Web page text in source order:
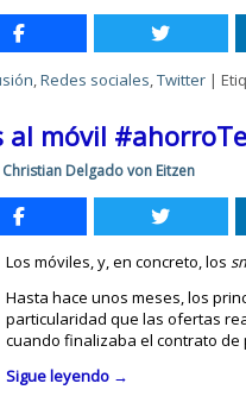
,Redes sociales,Twitter |
al móvil
Christian Delgado von Eitzen
Los móviles, y, en concreto, los
Hasta hace unos meses, los
particularidad que las ofertas
cuando finalizaba el contrato
Sigue leyendo →